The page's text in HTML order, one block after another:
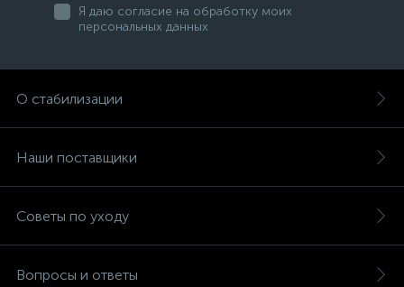
Я даю согласие на обработку моих
персональных данных
О стабилизации
Наши поставщики
Советы по уходу
Вопросы и ответы